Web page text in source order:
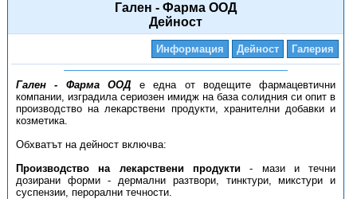
Гален - Фарма ООД
Дейност
Информация Дейност Галерия
Гален - Фарма ООД е една от водещите фармацевтични
компании, изградила сериозен имидж на база солидния си опит в
производство на лекарствени продукти, хранителни добавки и
козметика.
Обхватът на дейност включва:
Производство на лекарствени продукти - мази и течни
дозирани форми - дермални разтвори, тинктури, микстури и
суспензии, перорални течности.